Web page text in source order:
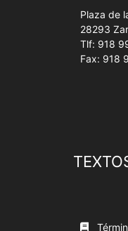
Plaza de
28293
Tlf: 918
Fax: 918